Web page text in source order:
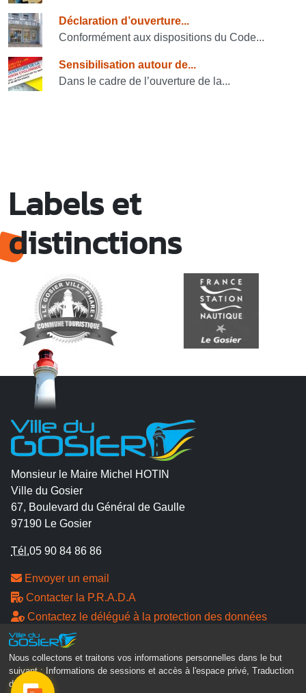
Nous collectons et traitons vos informations personnelles dans le but
suivant :
Informations de sessions et accès à l'espace privé, Traduction
des pages .
Déclaration d’ouverture...
Conformément aux dispositions du Code...
Sensibilisation autour de...
Dans le cadre de l’ouverture de la...
Labels et
distinctions
Monsieur le Maire Michel HOTIN
Ville du Gosier
67, Boulevard du Général de Gaulle
97190 Le Gosier
Tél.05 90 84 86 86
Envoyer un email
Contacter la P.R.A.D.A
Contactez le délégué à la protection des données
personnelles - D.P.O
Suivez-nous